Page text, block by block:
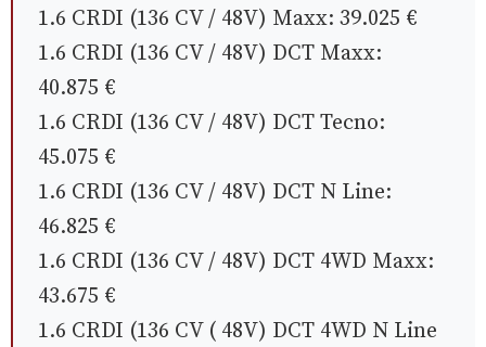
1.6 CRDI (136 CV / 48V) Maxx: 39.025 €
1.6 CRDI (136 CV / 48V) DCT Maxx:
40.875 €
1.6 CRDI (136 CV / 48V) DCT Tecno:
45.075 €
1.6 CRDI (136 CV / 48V) DCT N Line:
46.825 €
1.6 CRDI (136 CV / 48V) DCT 4WD Maxx:
43.675 €
1.6 CRDI (136 CV ( 48V) DCT 4WD N Line